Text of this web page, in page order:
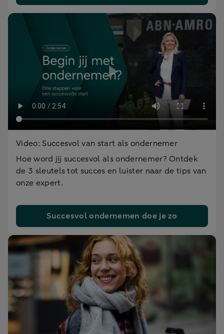
Video: Succesvol van start als ondernemer
Hoe word jij succesvol als ondernemer? Ontdek
de 3 sleutels tot succes en luister naar de tips van
onze expert.
Succesvol ondernemen doe je zo